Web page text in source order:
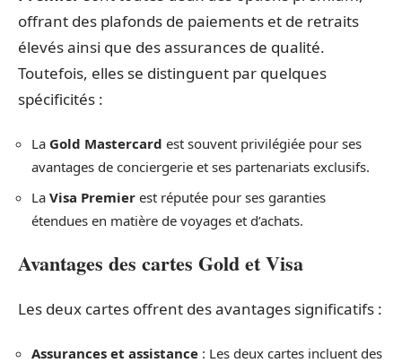
offrant des plafonds de paiements et de retraits
élevés ainsi que des assurances de qualité.
Toutefois, elles se distinguent par quelques
spécificités :
La Gold Mastercard est souvent privilégiée pour ses
avantages de conciergerie et ses partenariats exclusifs.
La Visa Premier est réputée pour ses garanties
étendues en matière de voyages et d’achats.
Avantages des cartes Gold et Visa
Les deux cartes offrent des avantages significatifs :
Assurances et assistance : Les deux cartes incluent des